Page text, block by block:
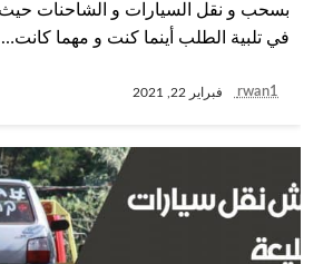
بسحب و نقل السيارات و الشاحنات حيث
في تلبية الطلب أينما كنت و مهما كانت…
rwan1 فبراير 22, 2021